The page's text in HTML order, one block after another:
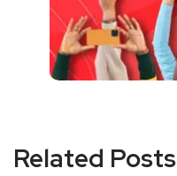
Related Posts